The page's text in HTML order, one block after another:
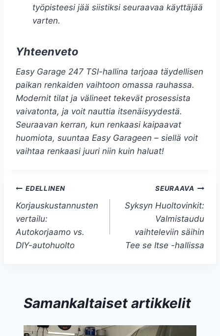
työpisteesi jää siistiksi seuraavaa käyttäjää
varten.
Yhteenveto
Easy Garage 247 TSI-hallina tarjoaa täydellisen
paikan renkaiden vaihtoon omassa rauhassa.
Modernit tilat ja välineet tekevät prosessista
vaivatonta, ja voit nauttia itsenäisyydestä.
Seuraavan kerran, kun renkaasi kaipaavat
huomiota, suuntaa Easy Garageen – siellä voit
vaihtaa renkaasi juuri niin kuin haluat!
Artikkelien
selaus
EDELLINEN
Korjauskustannusten
vertailu:
Autokorjaamo vs.
DIY-autohuolto
SEURAAVA
Syksyn Huoltovinkit:
Valmistaudu
vaihteleviin säihin
Tee se Itse -hallissa
Samankaltaiset artikkelit